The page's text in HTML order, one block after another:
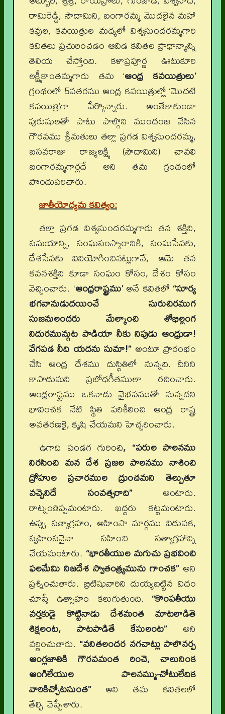
రామిరెడ్డి, సౌదామిని, బంగారమ్మ మొదలైన మహా
కవుల, కవయిత్రుల మధ్యలో విశ్వసుందరమ్మగారి
కవితలు ప్రచురించడం ఆవిడ కవితల ప్రాధాన్యాన్ని
తెలియ చేస్తోంది. కళాప్రపూర్ణ ఊటుకూరి
లక్ష్మీకాంతమ్మగారు తమ ‘ఆంధ్ర కవయిత్రులు’
గ్రంథంలో 5వతరము ఆంధ్ర కవయిత్రుల్లో ‘మొదటి
కవయిత్రి’గా పేర్కొన్నారు. అంతేకాకుండా
పురుషులతో పాటు పాల్గొని ముందంజ వేసిన
గౌరవము శ్రీమతులు తల్లా ప్రగడ విశ్వసుందరమ్మ,
బసవరాజు రాజ్యలక్ష్మి (సౌదామిని) చావలి
బంగారమ్మగార్లదే అని తమ గ్రంథంలో
పొందుపరిచారు.
జాతీయోద్యమ కవిత్వం:
తల్లా ప్రగడ విశ్వసుందరమ్మగారు తన శక్తిని,
సమయాన్ని, సంఘసంస్కారానికి, సంఘసేవకు,
దేశసేవకు వినియోగించినట్లుగానే, ఆమె తన
కవనశక్తిని కూడా సంఘం కోసం, దేశం కోసం
వెచ్చించారు. ‘ఆంధ్రరాష్ట్రము’అనే కవితలో “సూర్య
భగవానుడుదయించే సురుచిరముగ
సుజనులందరు మేల్కాంచి శోభిల్లంగ
నిదురమున్గుట పాడియా నీకు నిపుడు ఆంధ్రుడా!
వేగపడ నీది యదను సుమా!”అంటూ ప్రారంభం
చేసి ఆంధ్ర దేశము దుస్ధితిలో నున్నది. దీనిని
కాపాడుమని ప్రబోధగీతములా రచించారు.
ఆంధ్రరాష్ట్రము ఒకనాడు వైభవముతో నున్నదని
భావించక నేటి స్థితి పరిశీలించి ఆంధ్ర రాష్ట్ర
అవతరణకై, కృషి చేయమని హెచ్చరించారు.
ఉగాది పండగ గురించి, “పరుల పాలనము
నిరసించి మన దేశ ప్రజల పాలనము నాశించి
ద్రోహుల ప్రచారముల ద్రుంచమని తెల్పుతూ
వచ్చెనిదే సంవత్సరాది”అంటారు.
రాట్నంతిప్పమంటారు. ఖద్దరు కట్టమంటారు.
ఉప్పు సత్యాగ్రహం, అహింసా మార్గము విడువక,
స్వహింసనైనా సహించి సత్యాగ్రహాన్ని
చేయమంటారు. “భారతీయుల మగుచు ప్రభవించి
ఫలమేమి నిజదేశ స్వాతంత్ర్యమును గాంచక”అని
ప్రశ్నించుతారు. బ్రిటిషువారిని దుయ్యబట్టిన విధం
చూస్తే ఉత్సాహం కలుగుతుంది. “కొంపతీయు
వర్తకుడై కొట్టినాడు దేశమంత మాటలాడితె
శిక్షలంట, పాటపాడితే కేసులంట”అని
వర్ణించుతారు. “వనితలందర నగచాట్లు పాలొనర్ప
ఆంగ్లజాతికి గౌరవమంత రించె, చాలునింక
ఆంగిలేయుల పాలనమ్ము-చోటులేదిక
వారికిచ్చోటసుంత”అని తమ కవితలలో
తేల్చి చెప్పేశారు.